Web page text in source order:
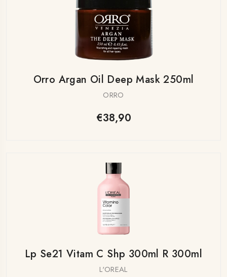
Orro Argan Oil Deep Mask 250ml
ORRO
€38,90
Lp Se21 Vitam C Shp 300ml R 300ml
L'OREAL